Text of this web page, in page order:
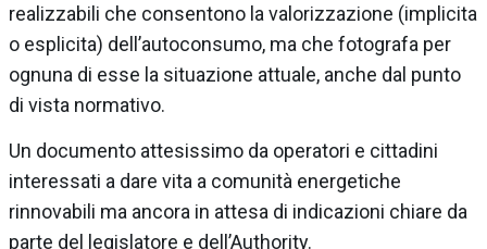
realizzabili che consentono la valorizzazione (implicita
o esplicita) dell’autoconsumo, ma che fotografa per
ognuna di esse la situazione attuale, anche dal punto
di vista normativo.
Un documento attesissimo da operatori e cittadini
interessati a dare vita a comunità energetiche
rinnovabili ma ancora in attesa di indicazioni chiare da
parte del legislatore e dell’Authority.